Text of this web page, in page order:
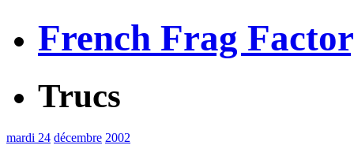
French Frag
Trucs
mardi 24 décembre 2002